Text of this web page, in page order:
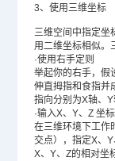
3、使用三维坐标
三维空间中指定坐
用二维坐标相似。
·使用右手定则
举起你的右手，假
伸直拇指和食指并
指向分别为X轴、
·输入X、Y、Z 坐标
在三维环境下工作
交点），指定X、
X、Y、Z的相对坐